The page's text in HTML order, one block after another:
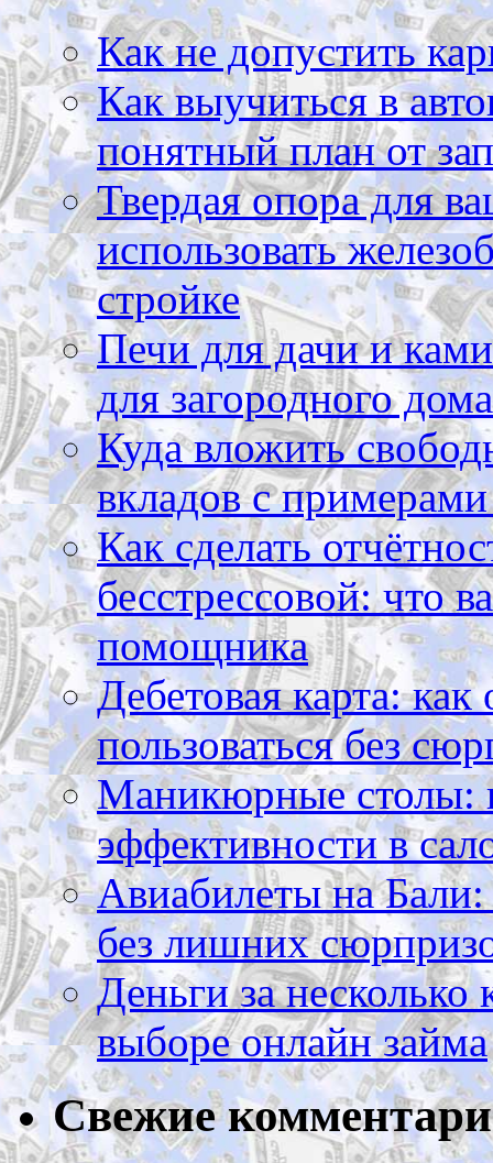
Как не допустить
Как выучиться в
понятный план от
Твердая опора для
использовать
стройке
Печи для дачи и
для загородного дома
Куда вложить
вкладов с
Как сделать
бесстрессовой: что
помощника
Дебетовая карта:
пользоваться без
Маникюрные столы:
эффективности в
Авиабилеты на Бали:
без лишних
Деньги за
выборе онлайн займа
Свежие